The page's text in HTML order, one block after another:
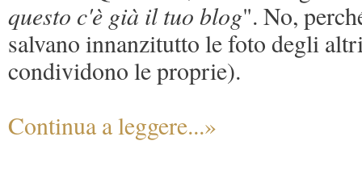
questo c'è già il tuo blog". No,
salvano innanzitutto le foto degli
condividono le proprie).
Continua a leggere...»